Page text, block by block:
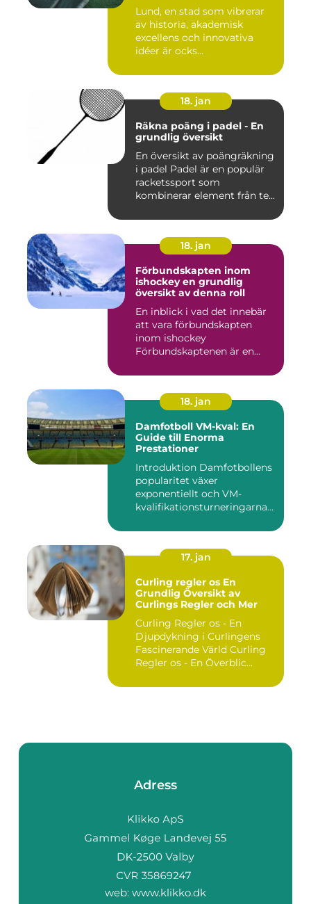
Lund, en stad som vibrerar
av historia, akademisk
excellens och innovativa
idéer är ocks...
18. jan
Räkna poäng i padel - En
grundlig översikt
En översikt av poängräkning
i padel Padel är en populär
racketssport som
kombinerar element från te...
18. jan
Förbundskapten inom
ishockey en grundlig
översikt av denna roll
En inblick i vad det innebär
att vara förbundskapten
inom ishockey
Förbundskaptenen är en
18. jan
Damfotboll VM-kval: En
Guide till Enorma
Prestationer
Introduktion Damfotbollens
popularitet växer
exponentiellt och VM-
kvalifikationsturneringarna
17. jan
Curling regler os En
Grundlig Översikt av
Curlings Regler och Mer
Curling Regler os - En
Djupdykning i Curlingens
Fascinerande Värld Curling
Regler os - En Överblic...
Adress
web: www.klikko.dk